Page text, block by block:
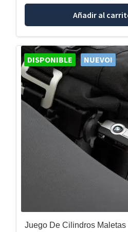
Añadir al
DISPONIBLE NUEVO!
Juego De Cilindros Maletas